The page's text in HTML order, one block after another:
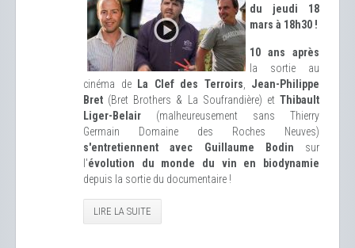
du jeudi 18
mars à 18h30 !
10 ans après
la sortie au
cinéma de
La Clef des Terroirs
Jean-Philippe
Bret (Bret Brothers & La Soufrandière) et Thibault
Liger-Belair (malheureusement sans Thierry
Germain Domaine des Roches Neuves)
s'entretiennent avec Guillaume Bodin sur
l'évolution du monde du vin en biodynamie
depuis la sortie du documentaire !
LIRE LA SUITE